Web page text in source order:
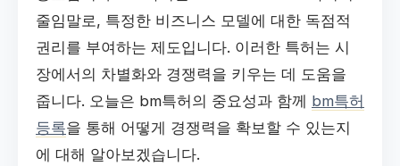
줄임말로, 특정한 비즈니스 모델에 대한 독점적
권리를 부여하는 제도입니다. 이러한 특허는 시
장에서의 차별화와 경쟁력을 키우는 데 도움을
줍니다. 오늘은 bm특허의 중요성과 함께 bm특허
등록을 통해 어떻게 경쟁력을 확보할 수 있는지
에 대해 알아보겠습니다.